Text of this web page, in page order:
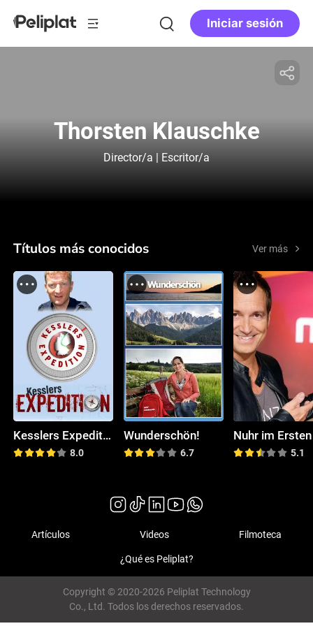
Iniciar sesión
Thorsten Klauschke
Director/a | Escritor/a
Títulos más conocidos Ver más
Kesslers Expedition
8.0
Wunderschön!
6.7
Nuhr im Ersten
5.1
Artículos Videos Filmoteca
¿Qué es Peliplat?
Copyright © 2020-2026 Peliplat Technology
Co., Ltd. Todos los derechos reservados.